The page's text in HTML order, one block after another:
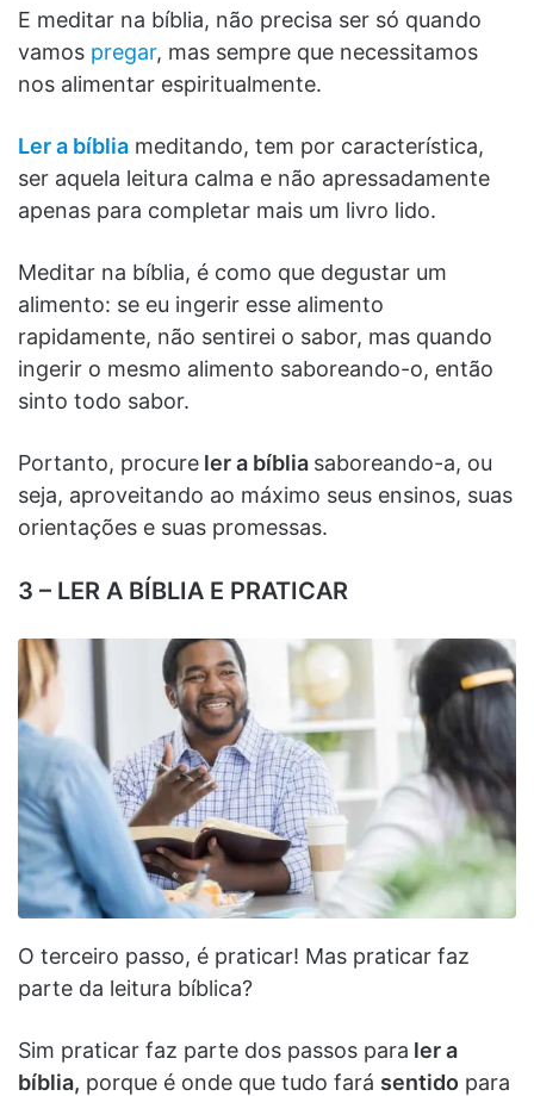
E meditar na bíblia, não precisa ser só quando
vamos pregar, mas sempre que necessitamos
nos alimentar espiritualmente.
Ler a bíblia meditando, tem por característica,
ser aquela leitura calma e não apressadamente
apenas para completar mais um livro lido.
Meditar na bíblia, é como que degustar um
alimento: se eu ingerir esse alimento
rapidamente, não sentirei o sabor, mas quando
ingerir o mesmo alimento saboreando-o, então
sinto todo sabor.
Portanto, procure ler a bíblia saboreando-a, ou
seja, aproveitando ao máximo seus ensinos, suas
orientações e suas promessas.
3 – LER A BÍBLIA E PRATICAR
O terceiro passo, é praticar! Mas praticar faz
parte da leitura bíblica?
Sim praticar faz parte dos passos para ler a
bíblia, porque é onde que tudo fará sentido para